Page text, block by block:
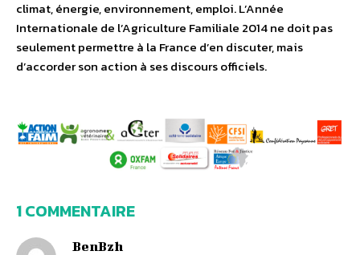
climat, énergie, environnement, emploi. L’Année
Internationale de l’Agriculture Familiale 2014 ne doit pas
seulement permettre à la France d’en discuter, mais
d’accorder son action à ses discours officiels.
1 COMMENTAIRE
BenBzh